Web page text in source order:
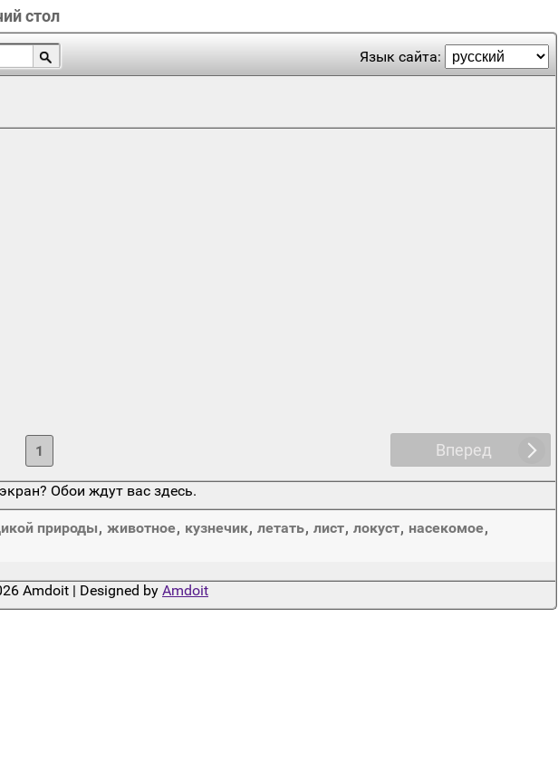
стол
Язык сайта:
Вперед
1
Обои ждут вас здесь.
природы, животное, кузнечик, летать, лист, локуст, насекомое,
Amdoit | Designed by Amdoit